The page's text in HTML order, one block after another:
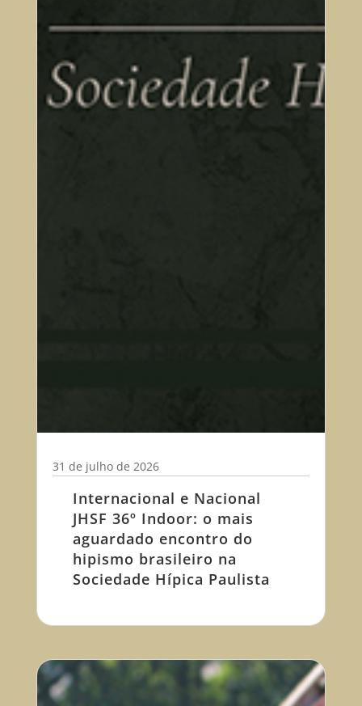
Internacional e Nacional
JHSF 36º Indoor: o mais
aguardado encontro do
hipismo brasileiro na
Sociedade Hípica Paulista
31 de julho de 2026